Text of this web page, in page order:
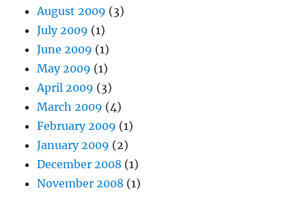
August 2009 (3)
July 2009 (1)
June 2009 (1)
May 2009 (1)
April 2009 (3)
March 2009 (4)
February 2009 (1)
January 2009 (2)
December 2008 (1)
November 2008 (1)